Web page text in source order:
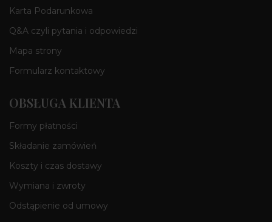
Karta Podarunkowa
Q&A czyli pytania i odpowiedzi
Mapa strony
Formularz kontaktowy
OBSŁUGA KLIENTA
Formy płatności
Składanie zamówień
Koszty i czas dostawy
Wymiana i zwroty
Odstąpienie od umowy